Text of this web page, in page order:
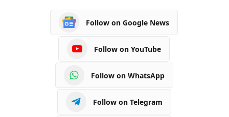
Follow on Google News
Follow on YouTube
Follow on WhatsApp
Follow on Telegram